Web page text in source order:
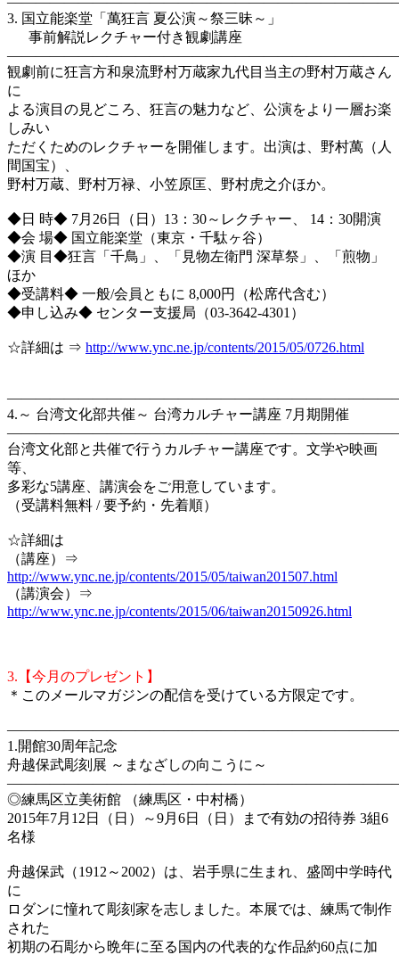
3. 国立能楽堂「萬狂言 夏公演～祭三昧～」
事前解説レクチャー付き観劇講座
観劇前に狂言方和泉流野村万蔵家九代目当主の野村万蔵さん
に
よる演目の見どころ、狂言の魅力など、公演をより一層お楽
しみい
ただくためのレクチャーを開催します。出演は、野村萬（人
間国宝）、
野村万蔵、野村万禄、小笠原匡、野村虎之介ほか。
◆日 時◆ 7月26日（日）13：30～レクチャー、 14：30開演
◆会 場◆ 国立能楽堂（東京・千駄ヶ谷）
◆演 目◆狂言「千鳥」、「見物左衛門 深草祭」、「煎物」
ほか
◆受講料◆ 一般/会員ともに 8,000円（松席代含む）
◆申し込み◆ センター支援局（03-3642-4301）
☆詳細は ⇒ http://www.ync.ne.jp/contents/2015/05/0726.html
4.～ 台湾文化部共催～ 台湾カルチャー講座 7月期開催
台湾文化部と共催で行うカルチャー講座です。文学や映画
等、
多彩な5講座、講演会をご用意しています。
（受講料無料 / 要予約・先着順）
☆詳細は
（講座）⇒
http://www.ync.ne.jp/contents/2015/05/taiwan201507.html
（講演会）⇒
http://www.ync.ne.jp/contents/2015/06/taiwan20150926.html
3.【今月のプレゼント】
＊このメールマガジンの配信を受けている方限定です。
1.開館30周年記念
舟越保武彫刻展 ～まなざしの向こうに～
◎練馬区立美術館 （練馬区・中村橋）
2015年7月12日（日）～9月6日（日）まで有効の招待券 3組6
名様
舟越保武（1912～2002）は、岩手県に生まれ、盛岡中学時代
に
ロダンに憧れて彫刻家を志しました。本展では、練馬で制作
された
初期の石彫から晩年に至る国内の代表的な作品約60点に加